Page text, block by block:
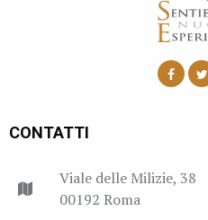
CONTATTI
Viale delle Milizie, 38
00192 Roma